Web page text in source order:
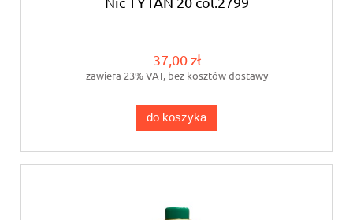
37,00 zł
zawiera 23% VAT, bez kosztów dostawy
do koszyka